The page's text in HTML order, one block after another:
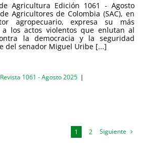
Agricultura Edición 1061 - Agosto
Agricultores de Colombia (SAC), en
agropecuario, expresa su más
a los actos violentos que enlutan al
la democracia y la seguridad
del senador Miguel Uribe [...]
Revista 1061 - Agosto 2025 |
1 2 Siguiente